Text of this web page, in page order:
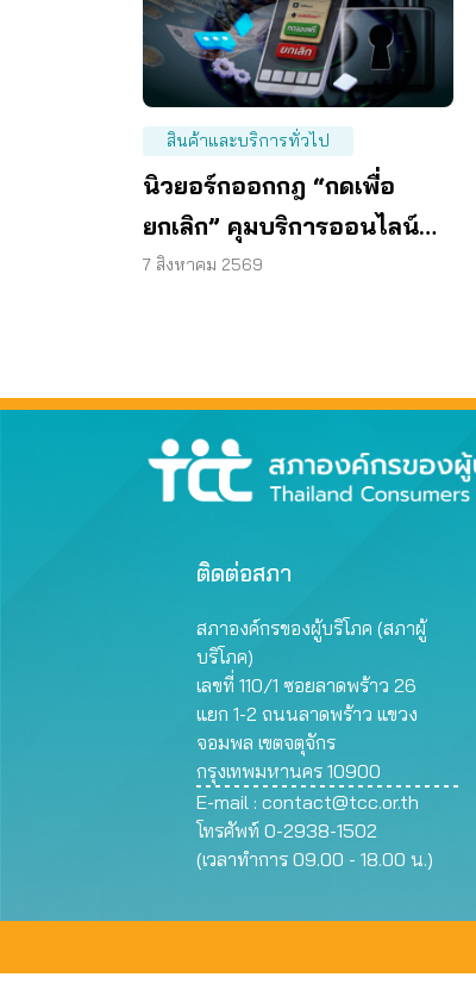
สินค้าและบริการทั่วไป
นิวยอร์กออกกฎ “กดเพื่อ
ยกเลิก” คุมบริการออนไลน์
ต่ออายุสมาชิกอัตโนมัติ
7 สิงหาคม 2569
ติดต่อสภา
สภาองค์กรของผู้บริโภค (สภาผู้
บริโภค)
เลขที่ 110/1 ซอยลาดพร้าว 26
แยก 1-2 ถนนลาดพร้าว แขวง
จอมพล เขตจตุจักร
กรุงเทพมหานคร 10900
E-mail : contact@tcc.or.th
โทรศัพท์ 0-2938-1502
(เวลาทำการ 09.00 - 18.00 น.)